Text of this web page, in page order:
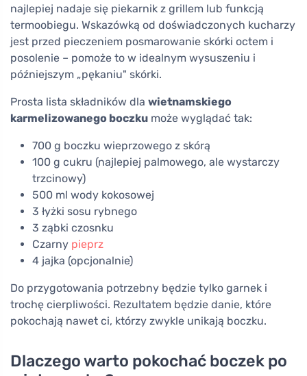
najlepiej nadaje się piekarnik z grillem lub funkcją
termoobiegu. Wskazówką od doświadczonych kucharzy
jest przed pieczeniem posmarowanie skórki octem i
posolenie – pomoże to w idealnym wysuszeniu i
późniejszym „pękaniu" skórki.
Prosta lista składników dla wietnamskiego
karmelizowanego boczku może wyglądać tak:
700 g boczku wieprzowego z skórą
100 g cukru (najlepiej palmowego, ale wystarczy
trzcinowy)
500 ml wody kokosowej
3 łyżki sosu rybnego
3 ząbki czosnku
Czarny pieprz
4 jajka (opcjonalnie)
Do przygotowania potrzebny będzie tylko garnek i
trochę cierpliwości. Rezultatem będzie danie, które
pokochają nawet ci, którzy zwykle unikają boczku.
Dlaczego warto pokochać boczek po